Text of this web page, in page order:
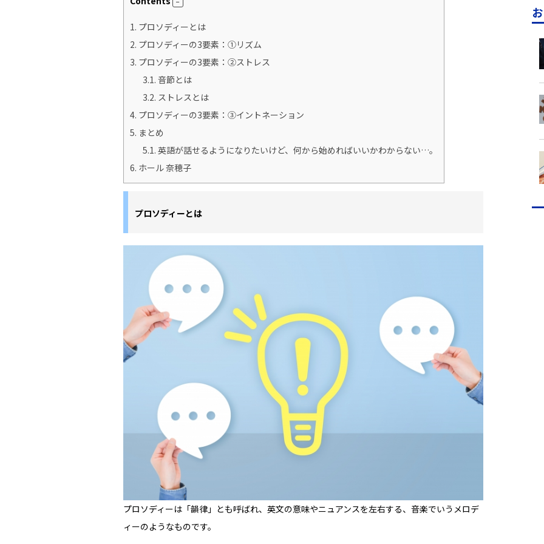
1. プロソディーとは
2. プロソディーの3要素：①リズム
3. プロソディーの3要素：②ストレス
3.1. 音節とは
3.2. ストレスとは
4. プロソディーの3要素：③イントネーション
5. まとめ
5.1. 英語が話せるようになりたいけど、何から始めればいいかわからない…。
6. ホール 奈穂子
プロソディーとは
プロソディーは「韻律」とも呼ばれ、英文の意味やニュアンスを左右する、音楽でいうメロデ
ィーのようなものです。